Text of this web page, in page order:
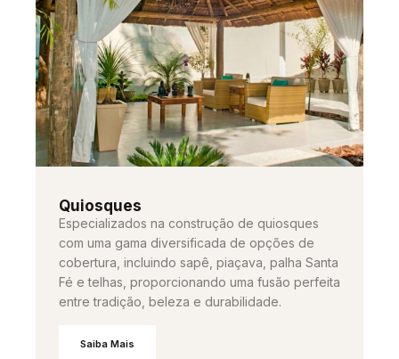
Quiosques
Especializados na construção de quiosques
com uma gama diversificada de opções de
cobertura, incluindo sapê, piaçava, palha Santa
Fé e telhas, proporcionando uma fusão perfeita
entre tradição, beleza e durabilidade.
Saiba Mais